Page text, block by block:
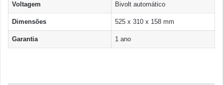
Voltagem Bivolt automático
Dimensões 525 x 310 x 158 mm
Garantia 1 ano